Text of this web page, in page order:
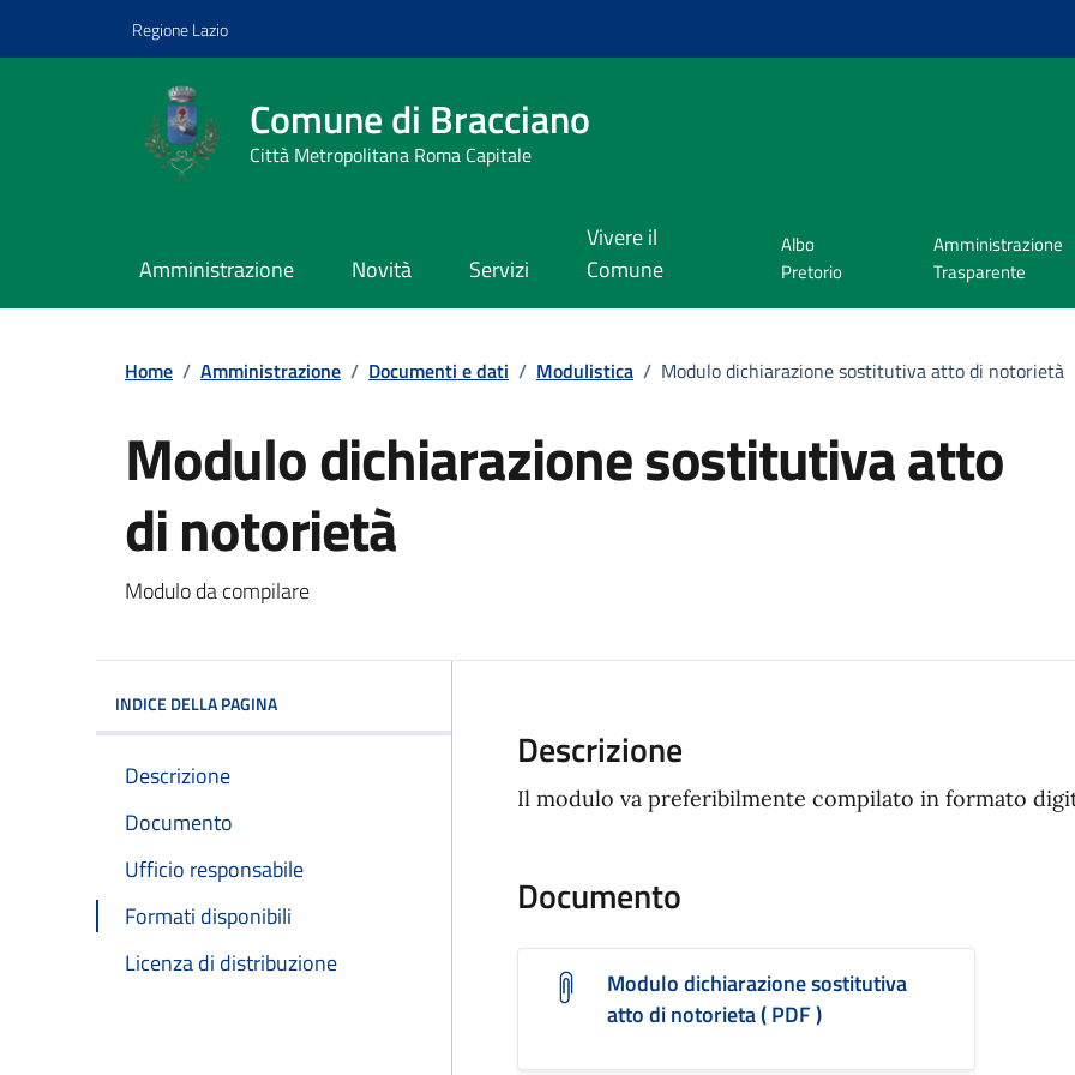
Regione Lazio
Comune di Bracciano
Città Metropolitana Roma Capitale
Amministrazione Novità Servizi
Vivere il
Comune
Albo
Pretorio
Amministrazione
Trasparente
Home / Amministrazione / Documenti e dati / Modulistica / Modulo dichiarazione sostitutiva atto di notorietà
Modulo dichiarazione sostitutiva atto
di notorietà
Dettagli del documento
Modulo da compilare
INDICE DELLA PAGINA
Descrizione
Documento
Ufficio responsabile
Formati disponibili
Licenza di distribuzione
Descrizione
Il modulo va preferibilmente compilato in formato
Documento
Modulo dichiarazione sostitutiva
atto di notorieta ( PDF )